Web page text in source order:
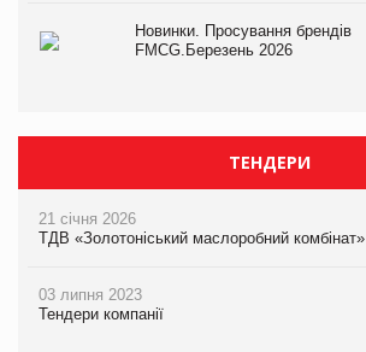
Новинки. Просування брендів
FMCG.Березень 2026
ТЕНДЕРИ
21 січня 2026
ТДВ «Золотоніський маслоробний комбінат»
03 липня 2023
Тендери компанії